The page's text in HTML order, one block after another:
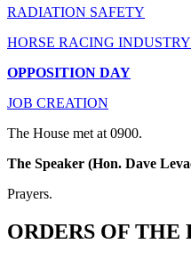
RADIATION SAFETY
HORSE RACING INDUSTRY
OPPOSITION DAY
JOB CREATION
The House met at 0900.
The Speaker (Hon. Dave
Prayers.
ORDERS OF THE